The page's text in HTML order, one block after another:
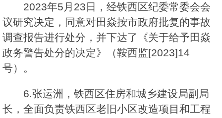
2023年5月23日，经铁西区纪委常委会会
议研究决定，同意对田焱按市政府批复的事故
调查报告进行处分，并下达了《关于给予田焱
政务警告处分的决定》（鞍西监[2023]14
号）。
6.张运洲，铁西区住房和城乡建设局副局
长，全面负责铁西区老旧小区改造项目和工程